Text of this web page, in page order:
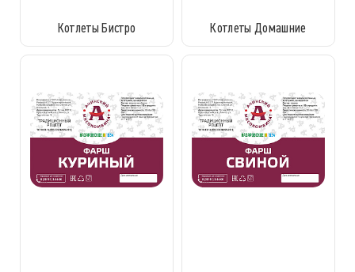
Котлеты Бистро Котлеты Домашние